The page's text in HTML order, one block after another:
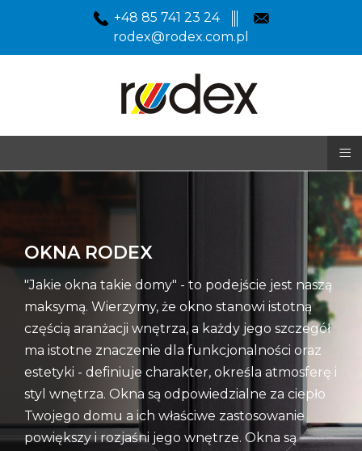
+48 85 741 23 24
rodex@rodex.com.pl
≡
OKNA RODEX
"Jakie okna takie domy" - to podejście jest naszą
maksymą. Wierzymy, że okno stanowi istotną
częścią aranżacji wnętrza, a każdy jego szczegół
ma istotne znaczenie dla funkcjonalności oraz
estetyki - definiuje charakter, określa atmosferę i
styl wnętrza. Okna są odpowiedzialne za ciepło
Twojego domu a ich właściwe zastosowanie
powiększy i rozjaśni jego wnętrze. Okna są